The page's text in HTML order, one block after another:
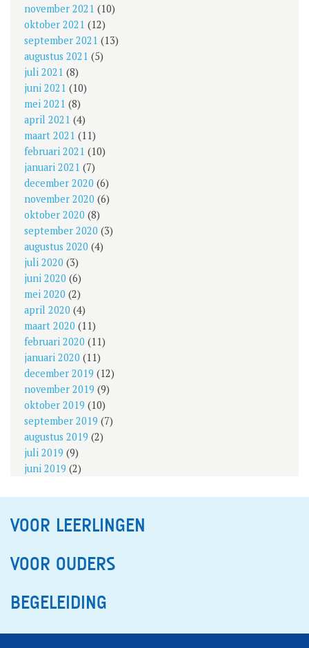
november 2021 (10)
oktober 2021 (12)
september 2021 (13)
augustus 2021 (5)
juli 2021 (8)
juni 2021 (10)
mei 2021 (8)
april 2021 (4)
maart 2021 (11)
februari 2021 (10)
januari 2021 (7)
december 2020 (6)
november 2020 (6)
oktober 2020 (8)
september 2020 (3)
augustus 2020 (4)
juli 2020 (3)
juni 2020 (6)
mei 2020 (2)
april 2020 (4)
maart 2020 (11)
februari 2020 (11)
januari 2020 (11)
december 2019 (12)
november 2019 (9)
oktober 2019 (10)
september 2019 (7)
augustus 2019 (2)
juli 2019 (9)
juni 2019 (2)
VOOR LEERLINGEN
VOOR OUDERS
BEGELEIDING